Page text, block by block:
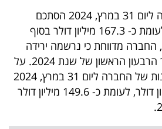
ההון העצמי של החברה ליום 31 במרץ, 2024 הסתכם
לכ-163.5 מיליון דולר לעומת כ- 167.3 מיליון דולר בסוף
זאת, החברה מדווחת כי נרשמה ירידה
בצבר ההזמנות במהלך הרבעון הראשון של שנת 2024. על
עמד על כ- 136.2 מיליון דולר, לעומת כ- 149.6 מיליון דולר